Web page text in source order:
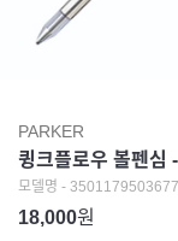
PARKER
큉크플로우 볼펜심
모델명 - 3501179503677
18,000원